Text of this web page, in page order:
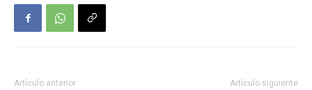
Artículo anterior Artículo siguiente